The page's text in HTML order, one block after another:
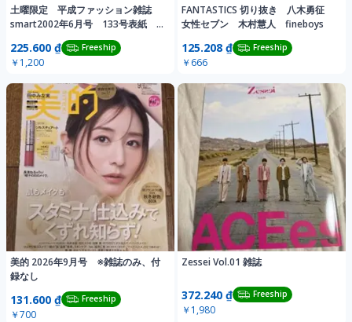
土曜限定 平成ファッション雑誌
smart2002年6月号 133号表紙
225.600 ₫ Freeship
￥1,200
FANTASTICS 切り抜き 八木勇征
女性セブン 木村慧人 fineboys
125.208 ₫ Freeship
￥666
美的 2026年9月号 ※雑誌のみ、付
録なし
131.600 ₫ Freeship
￥700
Zessei Vol.01 雑誌
372.240 ₫ Freeship
￥1,980